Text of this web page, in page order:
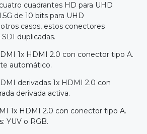
cuadrantes HD para UHD
de 10 bits para UHD
casos, estos conectores
duplicadas.
1x HDMI 2.0 con conector tipo A.
automático.
derivadas 1x HDMI 2.0 con
derivada activa.
1x HDMI 2.0 con conector tipo A.
YUV o RGB.